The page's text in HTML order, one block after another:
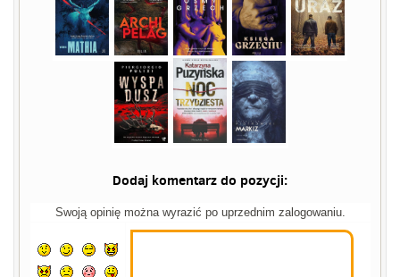
Dodaj komentarz do pozycji:
Swoją opinię można wyrazić po uprzednim zalogowaniu.